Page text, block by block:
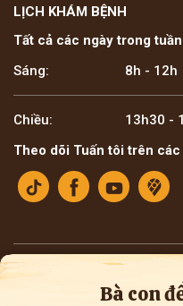
Bà con
LỊCH KHÁM BỆNH
Tất cả các ngày trong tuần
Sáng:
8h - 12h
Chiều:
13h30 -
Theo dõi Tuấn tôi trên các
Bản quyền ©2025 Lương y Đỗ
* Thông tin trên website mang tính
không nên tự ý áp dụng chẩn đoán